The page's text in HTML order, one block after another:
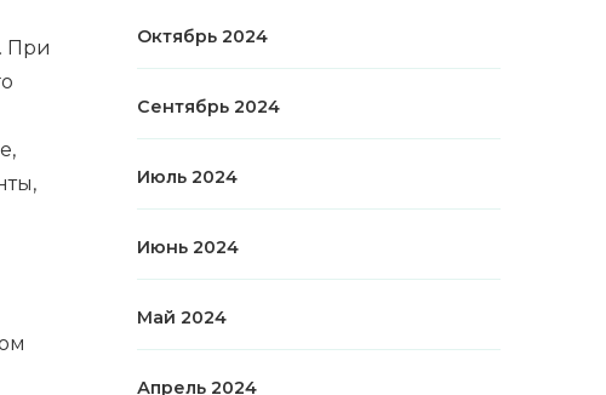
При
Октябрь 2024
Сентябрь 2024
Июль 2024
Июнь 2024
Май 2024
Апрель 2024